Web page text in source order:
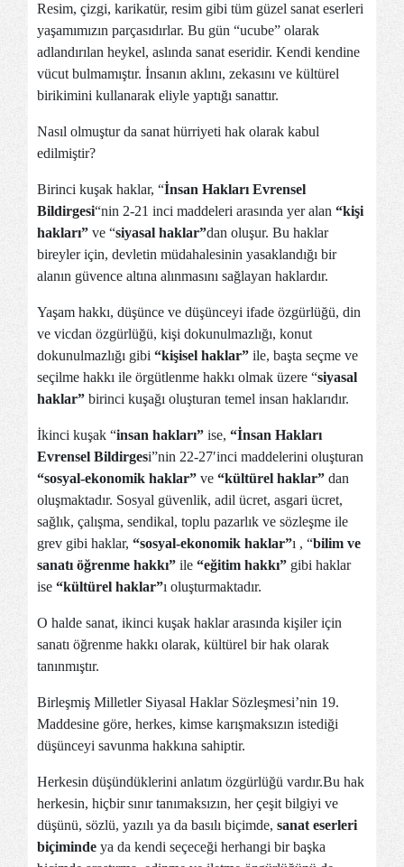
Resim, çizgi, karikatür, resim gibi tüm güzel sanat eserleri
yaşamımızın parçasıdırlar. Bu gün “ucube” olarak
adlandırılan heykel, aslında sanat eseridir. Kendi kendine
vücut bulmamıştır. İnsanın aklını, zekasını ve kültürel
birikimini kullanarak eliyle yaptığı sanattır.
Nasıl olmuştur da sanat hürriyeti hak olarak kabul
edilmiştir?
Birinci kuşak haklar, “İnsan Hakları Evrensel
Bildirgesi“nin 2-21 inci maddeleri arasında yer alan “kişi
hakları” ve “siyasal haklar”dan oluşur. Bu haklar
bireyler için, devletin müdahalesinin yasaklandığı bir
alanın güvence altına alınmasını sağlayan haklardır.
Yaşam hakkı, düşünce ve düşünceyi ifade özgürlüğü, din
ve vicdan özgürlüğü, kişi dokunulmazlığı, konut
dokunulmazlığı gibi “kişisel haklar” ile, başta seçme ve
seçilme hakkı ile örgütlenme hakkı olmak üzere “siyasal
haklar” birinci kuşağı oluşturan temel insan haklarıdır.
İkinci kuşak “insan hakları” ise, “İnsan Hakları
Evrensel Bildirgesi”nin 22-27′inci maddelerini oluşturan
“sosyal-ekonomik haklar” ve “kültürel haklar” dan
oluşmaktadır. Sosyal güvenlik, adil ücret, asgari ücret,
sağlık, çalışma, sendikal, toplu pazarlık ve sözleşme ile
grev gibi haklar, “sosyal-ekonomik haklar”ı , “bilim ve
sanatı öğrenme hakkı” ile “eğitim hakkı” gibi haklar
ise “kültürel haklar”ı oluşturmaktadır.
O halde sanat, ikinci kuşak haklar arasında kişiler için
sanatı öğrenme hakkı olarak, kültürel bir hak olarak
tanınmıştır.
Birleşmiş Milletler Siyasal Haklar Sözleşmesi’nin 19.
Maddesine göre, herkes, kimse karışmaksızın istediği
düşünceyi savunma hakkına sahiptir.
Herkesin düşündüklerini anlatım özgürlüğü vardır.Bu hak
herkesin, hiçbir sınır tanımaksızın, her çeşit bilgiyi ve
düşünü, sözlü, yazılı ya da basılı biçimde, sanat eserleri
biçiminde ya da kendi seçeceği herhangi bir başka